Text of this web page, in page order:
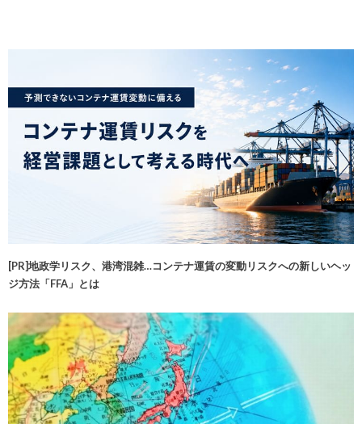
[PR]地政学リスク、港湾混雑…コンテナ運賃の変動リスクへの新しいヘッ
ジ方法「FFA」とは